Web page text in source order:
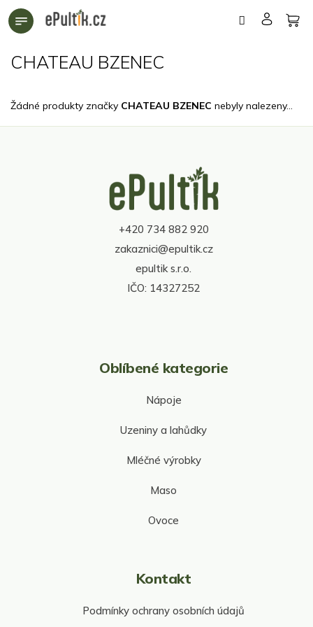
Přejít
na
CHATEAU BZENEC
Žádné produkty značky CHATEAU BZENEC nebyly nalezeny...
+420 734 882 920
zakaznici@epultik.cz
epultik s.r.o.
IČO: 14327252
Oblíbené kategorie
Nápoje
Uzeniny a lahůdky
Mléčné výrobky
Maso
Ovoce
Kontakt
Podmínky ochrany osobních údajů